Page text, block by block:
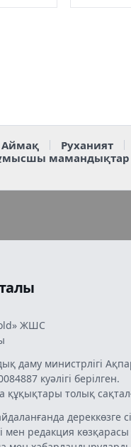
Аймақ Руханият
ЖШС
даму министрлігі
куәлігі берілген.
толық
дереккөзге
мен редакция